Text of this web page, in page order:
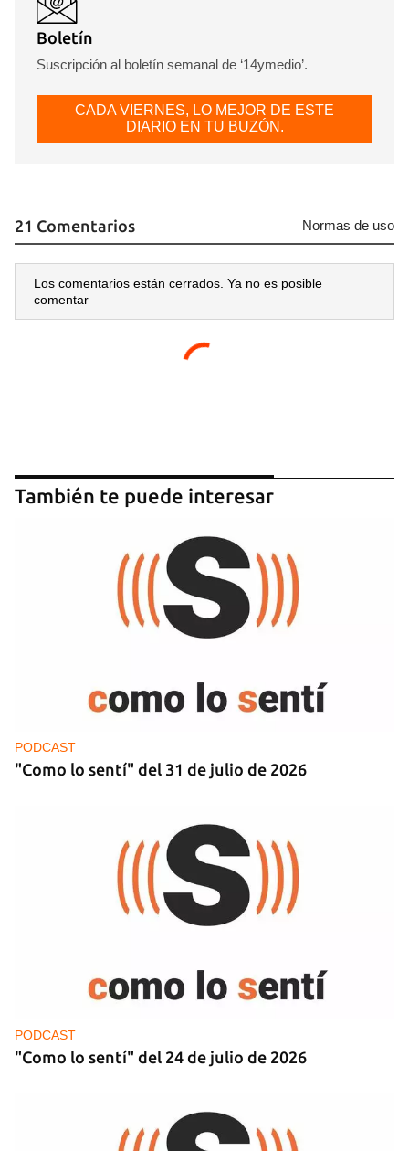
Boletín
Suscripción al boletín semanal de ‘14ymedio’.
CADA VIERNES, LO MEJOR DE ESTE
DIARIO EN TU BUZÓN.
21 Comentarios Normas de uso
Los comentarios están cerrados. Ya no es posible
comentar
También te puede interesar
PODCAST
"Como lo sentí" del 31 de julio de 2026
PODCAST
"Como lo sentí" del 24 de julio de 2026